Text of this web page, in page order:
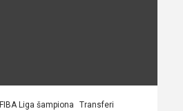
FIBA Liga šampiona
Transferi